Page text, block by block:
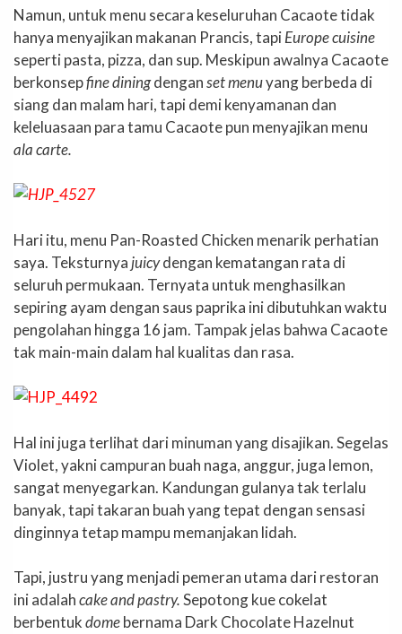
Namun, untuk menu secara keseluruhan Cacaote tidak
hanya menyajikan makanan Prancis, tapiEurope cuisine
seperti pasta, pizza, dan sup. Meskipun awalnya Cacaote
berkonsepfine diningdenganset menuyang berbeda di
siang dan malam hari, tapi demi kenyamanan dan
keleluasaan para tamu Cacaote pun menyajikan menu
ala carte.
Hari itu, menu Pan-Roasted Chicken menarik perhatian
saya. Teksturnya juicydengan kematangan rata di
seluruh permukaan. Ternyata untuk menghasilkan
sepiring ayam dengan saus paprika ini dibutuhkan waktu
pengolahan hingga 16 jam. Tampak jelas bahwa Cacaote
tak main-main dalam hal kualitas dan rasa.
Hal ini juga terlihat dari minuman yang disajikan. Segelas
Violet, yakni campuran buah naga, anggur, juga lemon,
sangat menyegarkan. Kandungan gulanya tak terlalu
banyak, tapi takaran buah yang tepat dengan sensasi
dinginnya tetap mampu memanjakan lidah.
Tapi, justru yang menjadi pemeran utama dari restoran
ini adalahcake and pastry.Sepotong kue cokelat
berbentukdomebernama Dark Chocolate Hazelnut